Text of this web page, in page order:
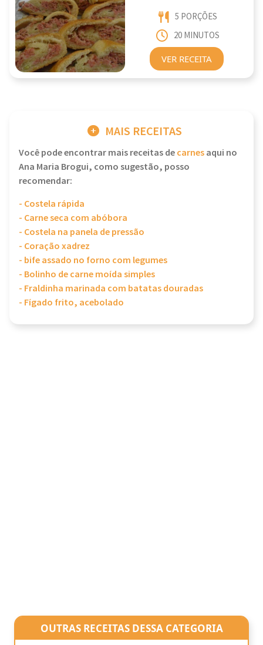
5 PORÇÕES
20 MINUTOS
VER RECEITA
MAIS RECEITAS
Você pode encontrar mais receitas decarnesaqui no
Ana Maria Brogui, como sugestão, posso
recomendar:
- Costela rápida
- Carne seca com abóbora
- Costela na panela de pressão
- Coração xadrez
- bife assado no forno com legumes
- Bolinho de carne moída simples
- Fraldinha marinada com batatas douradas
- Fígado frito, acebolado
OUTRAS RECEITAS DESSA CATEGORIA